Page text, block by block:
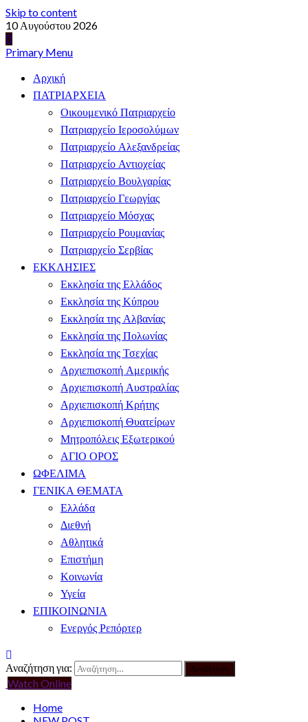
Skip to content
10 Αυγούστου 2026
Primary Menu
Αρχική
ΠΑΤΡΙΑΡΧΕΙΑ
Οικουμενικό Πατριαρχείο
Πατριαρχείο Ιεροσολύμων
Πατριαρχείο Αλεξανδρείας
Πατριαρχείο Αντιοχείας
Πατριαρχείο Βουλγαρίας
Πατριαρχείο Γεωργίας
Πατριαρχείο Μόσχας
Πατριαρχείο Ρουμανίας
Πατριαρχείο Σερβίας
ΕΚΚΛΗΣΙΕΣ
Εκκλησία της Ελλάδος
Εκκλησία της Κύπρου
Εκκλησία της Αλβανίας
Εκκλησία της Πολωνίας
Εκκλησία της Τσεχίας
Αρχιεπισκοπή Αμερικής
Αρχιεπισκοπή Αυστραλίας
Αρχιεπισκοπή Κρήτης
Αρχιεπισκοπή Θυατείρων
Μητροπόλεις Εξωτερικού
ΑΓΙΟ ΟΡΟΣ
ΩΦΕΛΙΜΑ
ΓΕΝΙΚΑ ΘΕΜΑΤΑ
Ελλάδα
Διεθνή
Αθλητικά
Επιστήμη
Κοινωνία
Υγεία
ΕΠΙΚΟΙΝΩΝΙΑ
Ενεργός Ρεπόρτερ
Αναζήτηση για:
Watch Online
Home